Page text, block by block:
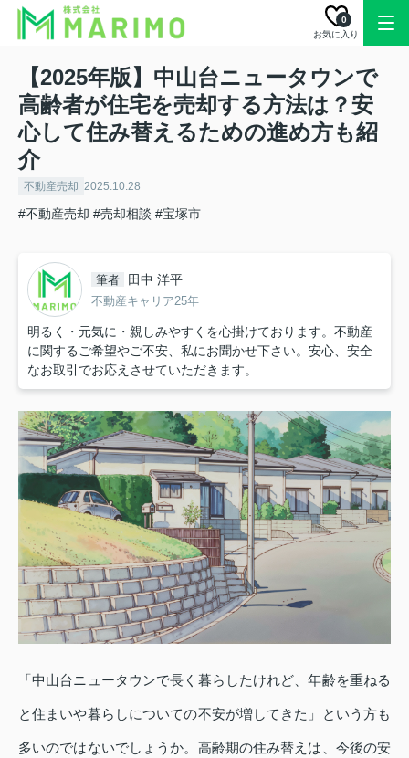
お気に入り
0
【2025年版】中山台ニュータウンで
高齢者が住宅を売却する方法は？安
心して住み替えるための進め方も紹
介
不動産売却 2025.10.28
#不動産売却 #売却相談 #宝塚市
筆者 田中 洋平
不動産キャリア25年
明るく・元気に・親しみやすくを心掛けております。不動産
に関するご希望やご不安、私にお聞かせ下さい。安心、安全
なお取引でお応えさせていただきます。
「中山台ニュータウンで長く暮らしたけれど、年齢を重ねる
と住まいや暮らしについての不安が増してきた」という方も
多いのではないでしょうか。高齢期の住み替えは、今後の安